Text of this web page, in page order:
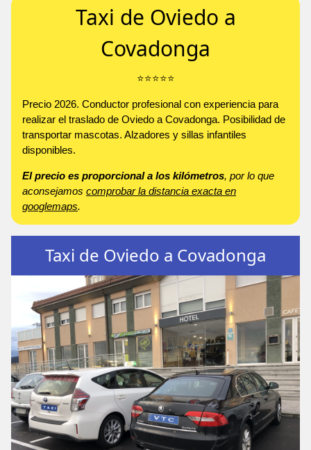
Taxi de Oviedo a
Covadonga
⭐️⭐️⭐️⭐️⭐️
Precio 2026. Conductor profesional con experiencia para
realizar el traslado de Oviedo a Covadonga. Posibilidad de
transportar mascotas. Alzadores y sillas infantiles
disponibles.
El precio es proporcional a los kilómetros, por lo que
aconsejamos comprobar la distancia exacta en
googlemaps.
Taxi de Oviedo a Covadonga